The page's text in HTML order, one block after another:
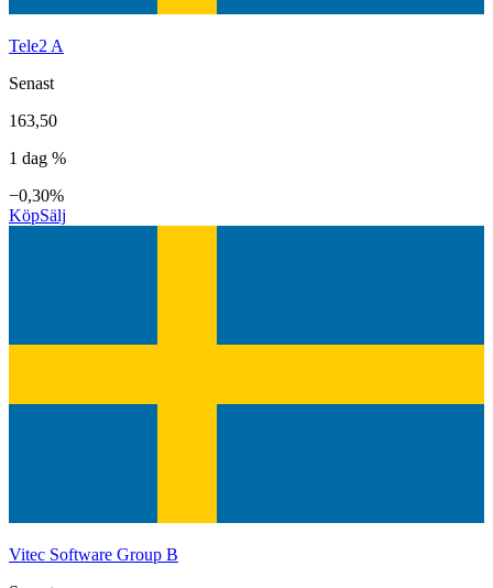
Tele2 A
Senast
163,50
1 dag %
−0,30%
KöpSälj
Vitec Software Group B